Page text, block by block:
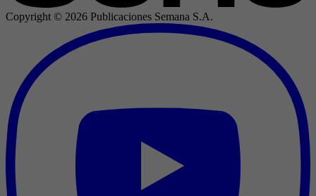
Copyright © 2026 Publicaciones Semana S.A.